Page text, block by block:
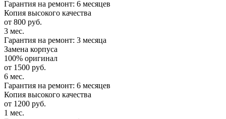
Гарантия на ремонт: 6 месяцев
Копия высокого качества
от 800 руб.
3 мес.
Гарантия на ремонт: 3 месяца
Замена корпуса
100% оригинал
от 1500 руб.
6 мес.
Гарантия на ремонт: 6 месяцев
Копия высокого качества
от 1200 руб.
1 мес.